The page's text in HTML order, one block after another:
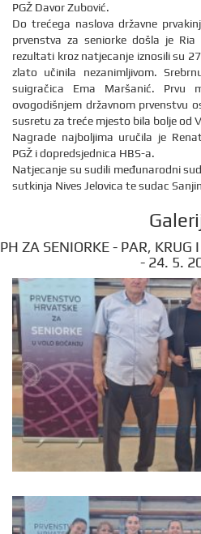
PGŽ Davor Zubović.
Do trećega naslova državne
prvenstva za seniorke došla je Ria
rezultati kroz natjecanje iznosili su
zlato učinila nezanimljivom.
suigračica Ema Maršanić. Prvu
ovogodišnjem državnom prvenstvu
susretu za treće mjesto bila bolje od
Nagrade najboljima uručila je
PGŽ i dopredsjednica HBS-a.
Natjecanje su sudili međunarodni
sutkinja Nives Jelovica te sudac
PH ZA SENIORKE - PAR,
- 24. 5.